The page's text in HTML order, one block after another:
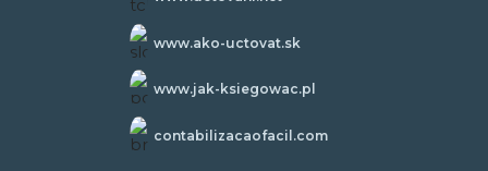
www.ako-uctovat.sk
www.jak-ksiegowac.pl
contabilizacaofacil.com